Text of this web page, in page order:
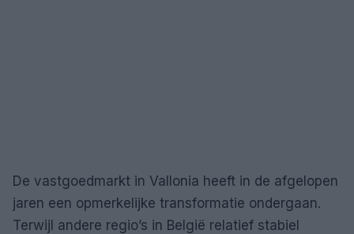
De vastgoedmarkt in Vallonia heeft in de afgelopen
jaren een opmerkelijke transformatie ondergaan.
Terwijl andere regio’s in België relatief stabiel